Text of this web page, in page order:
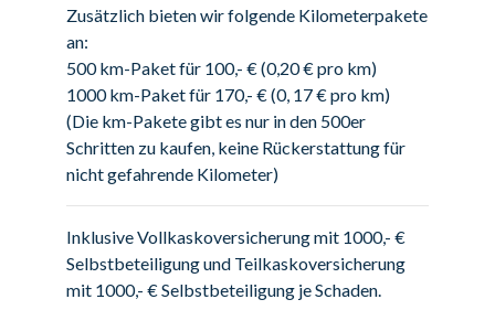
Zusätzlich bieten wir folgende Kilometerpakete
an:
500 km-Paket für 100,- € (0,20 € pro km)
1000 km-Paket für 170,- € (0, 17 € pro km)
(Die km-Pakete gibt es nur in den 500er
Schritten zu kaufen, keine Rückerstattung für
nicht gefahrende Kilometer)
Inklusive Vollkaskoversicherung mit 1000,- €
Selbstbeteiligung und Teilkaskoversicherung
mit 1000,- € Selbstbeteiligung je Schaden.